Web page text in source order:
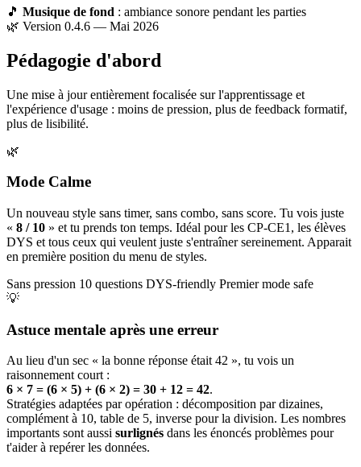
🎵 Musique de fond : ambiance sonore pendant les parties
🌿 Version 0.4.6 — Mai 2026
Pédagogie d'abord
Une mise à jour entièrement focalisée sur l'apprentissage et
l'expérience d'usage : moins de pression, plus de feedback formatif,
plus de lisibilité.
🌿
Mode Calme
Un nouveau style sans timer, sans combo, sans score. Tu vois juste
« 8 / 10 » et tu prends ton temps. Idéal pour les CP-CE1, les élèves
DYS et tous ceux qui veulent juste s'entraîner sereinement. Apparait
en première position du menu de styles.
Sans pression 10 questions DYS-friendly Premier mode safe
💡
Astuce mentale après une erreur
Au lieu d'un sec « la bonne réponse était 42 », tu vois un
raisonnement court :
6 × 7 = (6 × 5) + (6 × 2) = 30 + 12 = 42.
Stratégies adaptées par opération : décomposition par dizaines,
complément à 10, table de 5, inverse pour la division. Les nombres
importants sont aussi surlignés dans les énoncés problèmes pour
t'aider à repérer les données.